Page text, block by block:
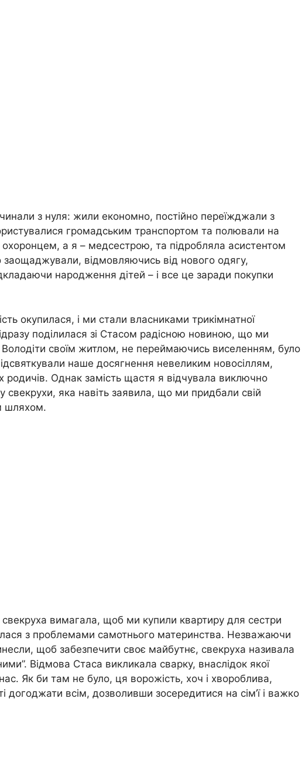
з нуля: жили економно, постійно переїжджали з
громадським транспортом та полювали на
а я – медсестрою, та підробляла асистентом
відмовляючись від нового одягу,
народження дітей – і все це заради покупки
окупилася, і ми стали власниками трикімнатної
поділилася зі Стасом радісною новиною, що ми
своїм житлом, не переймаючись виселенням, було
наше досягнення невеликим новосіллям,
родичів. Однак замість щастя я відчувала виключно
свекрухи, яка навіть заявила, що ми придбали свій
шляхом.
вимагала, щоб ми купили квартиру для сестри
з проблемами самотнього материнства. Незважаючи
щоб забезпечити своє майбутнє, свекруха називала
Відмова Стаса викликала сварку, внаслідок якої
Як би там не було, ця ворожість, хоч і хвороблива,
догоджати всім, дозволивши зосередитися на сім’ї і важко